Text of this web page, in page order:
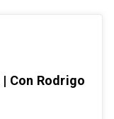
| Con Rodrigo